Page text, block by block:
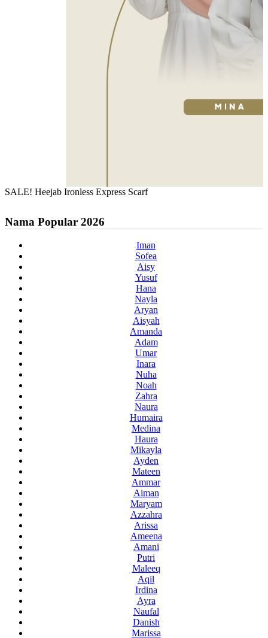
SALE! Heejab Ironless Express Scarf
Nama Popular 2026
Iman
Sofea
Aisy
Yusuf
Hana
Nayla
Aryan
Aisyah
Amanda
Adam
Umar
Inara
Nuha
Noah
Zahra
Naura
Humaira
Medina
Haura
Mikayla
Ayden
Mateen
Ammar
Aiman
Maryam
Azzahra
Arissa
Ameena
Amani
Putri
Maleeq
Aqil
Irdina
Ayra
Naufal
Danish
Marissa